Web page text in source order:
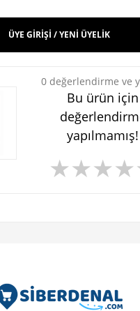
ÜYE GİRİŞİ / YENİ ÜYELİK
0 değerlendirme ve
Bu ürün için
yapılmamış!
★★★★